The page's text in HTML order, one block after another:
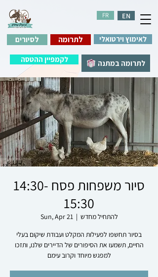
EN
FR
לתרומה לאימוץ וירטואלי
לתרומה במתנה
לסיורים
לקמפיין ההטסה
סיור משפחות פסח 14:30-
15:30
Sun, Apr 21
  |
להתחיל מחדש
בסיור תחשפו לפעילות המקלט ועבודת שיקום בעלי
החיים, תשמעו את הסיפורים של הדיירים שלנו, ותזכו
למפגש מיוחד וקרוב עימם